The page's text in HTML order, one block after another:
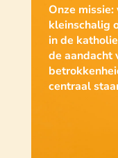
Onze
kleinschalig
in de
de aandacht
centraal